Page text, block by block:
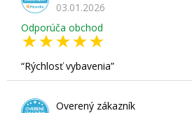
03.01.2026
Odporúča obchod
Rýchlosť vybavenia
Overený zákazník